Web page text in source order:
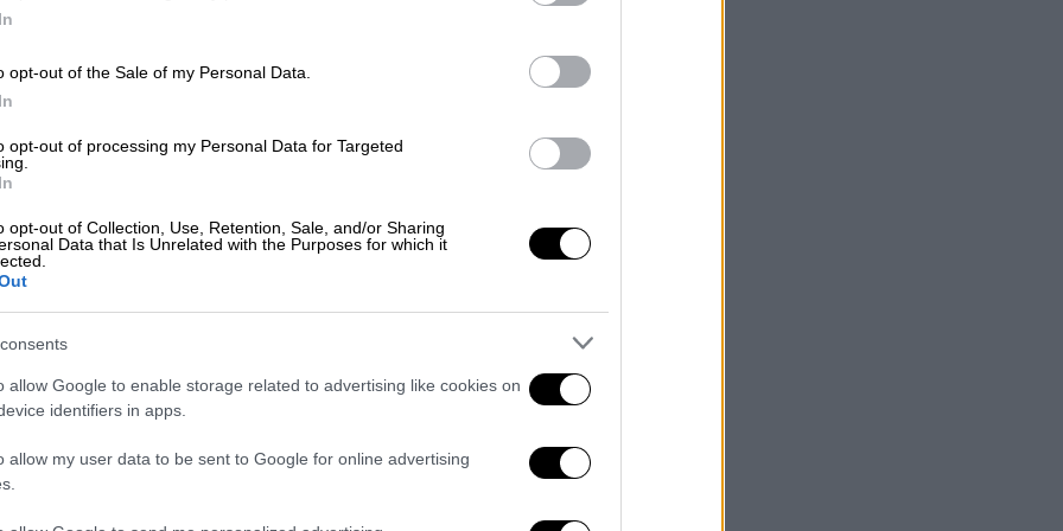
opt-out of the Sale of my Personal Data.
opt-out of processing my Personal Data for Targeted
opt-out of Collection, Use, Retention, Sale, and/or Sharing
Data that Is Unrelated with the Purposes for which it
allow Google to enable storage related to advertising like cookies on
identifiers in apps.
allow my user data to be sent to Google for online advertising
Food & Drink|17.04.2022 08:29
ταμπεραμέντο
μήπως σε στυλ καταλονικό και
σισιλιάνικο; Η Μεσόγειος εμπνέει με
να φτιάξουν τα ψάρια αξιοποιώντας
παράλληλα τα λαχανικά και τα
Ο μπακαλιάρος αλλιώς: 6